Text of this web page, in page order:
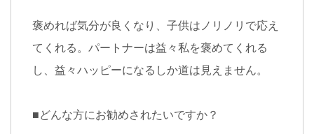
褒めれば気分が良くなり、子供はノリノリで応え
てくれる。パートナーは益々私を褒めてくれる
し、益々ハッピーになるしか道は見えません。
■どんな方にお勧めされたいですか？